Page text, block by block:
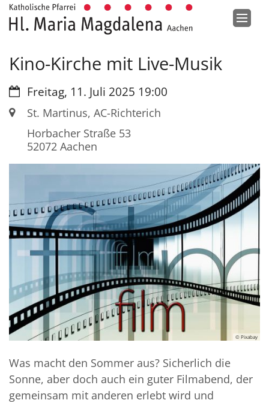
Zum Inhalt springen
Kino-Kirche mit Live-Musik
Datum:Freitag, 11. Juli 2025 19:00
Ort: St. Martinus, AC-Richterich
Horbacher Straße 53
52072 Aachen
© Pixabay
Was macht den Sommer aus? Sicherlich die
Sonne, aber doch auch ein guter Filmabend, der
gemeinsam mit anderen erlebt wird und